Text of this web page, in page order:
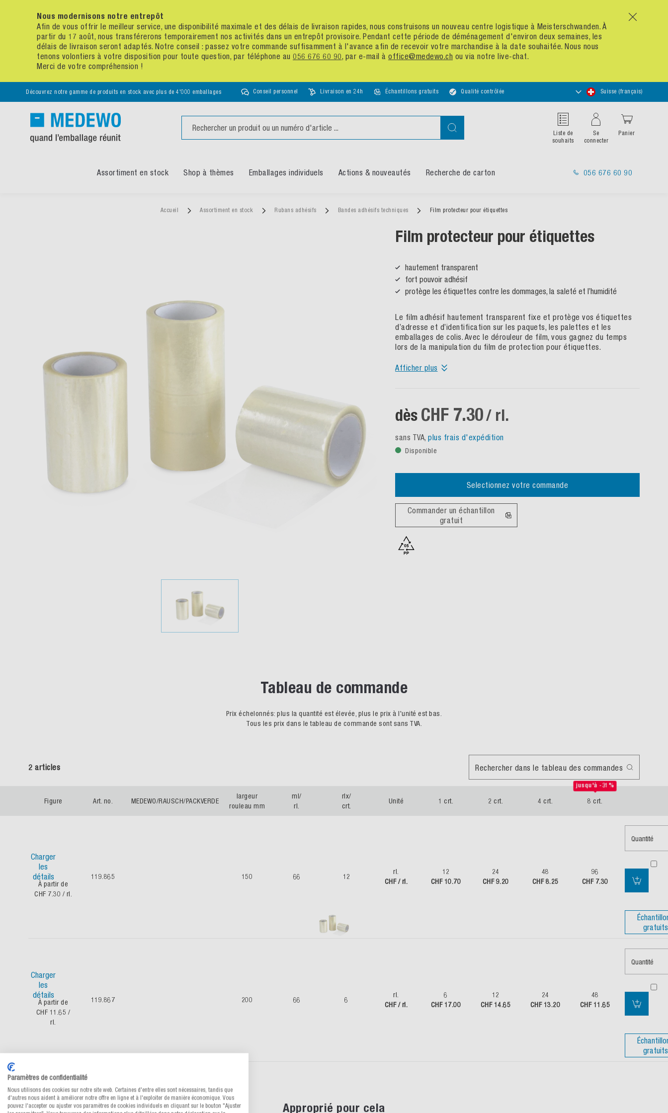
x
Nous modernisons notre entrepôt
Afin de vous offrir le meilleur service, une disponibilité maximale et des délais de livraison rapides, nous construisons un nouveau centre logistique à Meisterschwanden. À
partir du 17 août, nous transférerons temporairement nos activités dans un entrepôt provisoire. Pendant cette période de déménagement d'environ deux semaines, les
délais de livraison seront adaptés. Notre conseil : passez votre commande suffisamment à l'avance afin de recevoir votre marchandise à la date souhaitée. Nous nous
tenons volontiers à votre disposition pour toute question, par téléphone au 056 676 60 90, par e-mail à office@medewo.ch ou via notre live-chat.
Merci de votre compréhension !
Découvrez notre gamme de produits en stock avec plus de 4'000 emballages Conseil personnel Livraison en 24h Échantillons gratuits Qualité contrôlée
Choisir
Suisse (français)
Chercher
Liste de
souhaits
Se
connecter
Panier
Assortiment en stock Shop à thèmes Emballages individuels Actions & nouveautés Recherche de carton 056 676 60 90
Accueil Assortiment en stock Rubans adhésifs Bandes adhésifs techniques Film protecteur pour étiquettes
Film protecteur pour étiquettes
hautement transparent
fort pouvoir adhésif
protège les étiquettes contre les dommages, la saleté et l’humidité
Le film adhésif hautement transparent fixe et protège vos étiquettes
d’adresse et d’identification sur les paquets, les palettes et les
emballages de colis. Avec le dérouleur de film, vous gagnez du temps
lors de la manipulation du film de protection pour étiquettes.
Afficher plus
dès CHF 7.30/ rl.
sans TVA, plus frais d'expédition
Disponible
Selectionnez votre commande
Commander un échantillon
gratuit
Tableau de commande
Prix échelonnés: plus la quantité est élevée, plus le prix à l'unité est bas.
Tous les prix dans le tableau de commande sont sans TVA.
2 articles Rechercher dans le tableau des commandes
Figure Art. no. MEDEWO/RAUSCH/PACKVERDE
largeur
rouleau mm
ml/
rl.
rlx/
crt.
Unité 1 crt. 2 crt. 4 crt.
jusqu'à -31%
8 crt.
Charger
les
détails
À partir de
CHF 7.30 / rl.
119.865 150 66 12
rl.
CHF / rl.
12
CHF 10.70
24
CHF 9.20
48
CHF 8.25
96
CHF 7.30
Quantité
gratuits
Charger
les
détails
À partir de
CHF 11.65 /
rl.
119.867 200 66 6
rl.
CHF / rl.
6
CHF 17.00
12
CHF 14.65
24
CHF 13.20
48
CHF 11.65
Quantité
gratuits
ø mandrin 76 mm
Approprié pour cela
Paramètres de confidentialité
Nous utilisons des cookies sur notre site web. Certaines d'entre elles sont nécessaires, tandis que
d'autres nous aident à améliorer notre offre en ligne et à l'exploiter de manière économique. Vous
pouvez l'accepter ou ajuster vos paramètres de cookies individuels en cliquant sur le bouton "Ajuster